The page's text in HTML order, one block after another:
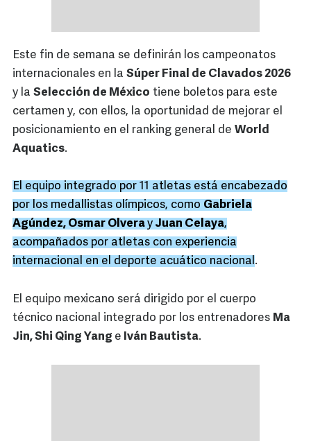
Este fin de semana se definirán los campeonatos
internacionales en la Súper Final de Clavados 2026
y la Selección de México tiene boletos para este
certamen y, con ellos, la oportunidad de mejorar el
posicionamiento en el ranking general de World
Aquatics.
El equipo integrado por 11 atletas está encabezado
por los medallistas olímpicos, como Gabriela
Agúndez, Osmar Olveray Juan Celaya,
acompañados por atletas con experiencia
internacional en el deporte acuático nacional.
El equipo mexicano será dirigido por el cuerpo
técnico nacional integrado por los entrenadores Ma
Jin, Shi Qing Yang e Iván Bautista.